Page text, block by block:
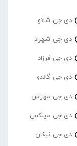
دی جی شائو
دی جی شهراد
دی جی فرزاد
دی جی گاندو
دی جی مهراس
دی جی میلکس
دی جی نیکان